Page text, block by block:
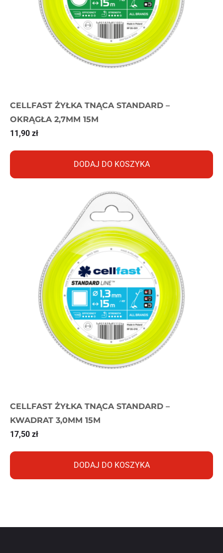
CELLFAST ŻYŁKA TNĄCA STANDARD –
OKRĄGŁA 2,7MM 15M
11,90 zł
DODAJ DO KOSZYKA
CELLFAST ŻYŁKA TNĄCA STANDARD –
KWADRAT 3,0MM 15M
17,50 zł
DODAJ DO KOSZYKA